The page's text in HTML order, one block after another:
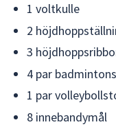
1 voltkulle
2
3
4 par
1 par
8 innebandymål